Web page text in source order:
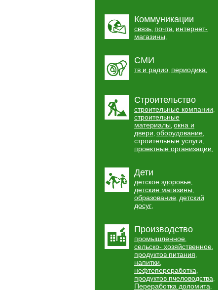
Коммуникации
связь, почта, интернет-
магазины,
СМИ
тв и радио, периодика,
Строительство
строительные компании,
строительные
материалы, окна и
двери, оборудование,
строительные услуги,
проектные организации,
Дети
детское здоровье,
детские магазины,
образование, детский
досуг,
Производство
промышленное,
сельско- хозяйственное,
продуктов питания,
напитки,
нефтепереработка,
продуктов пчеловодства,
Переработка доломита,